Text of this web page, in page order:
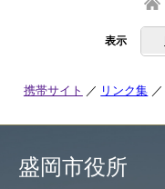
表示
携帯サイト リンク集
盛岡市役所